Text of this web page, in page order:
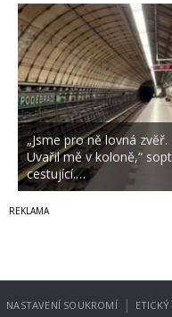
„Jsme pro ně lovná zvěř.
Uvařil mě v koloně,“
cestující.…
NASTAVENÍ SOUKROMÍ |